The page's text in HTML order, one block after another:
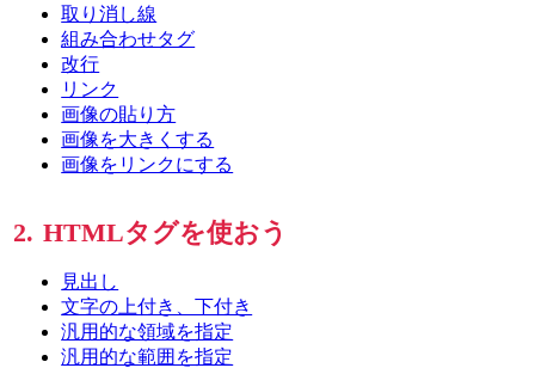
取り消し線
組み合わせタグ
改行
リンク
画像の貼り方
画像を大きくする
画像をリンクにする
2. HTMLタグを使おう
見出し
文字の上付き、下付き
汎用的な領域を指定
汎用的な範囲を指定